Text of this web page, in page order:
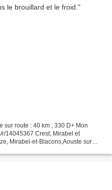
sur route : 40 km , 330 D+ Mon
14045367 Crest, Mirabel et
Mirabel-et-Blacons,Aouste sur